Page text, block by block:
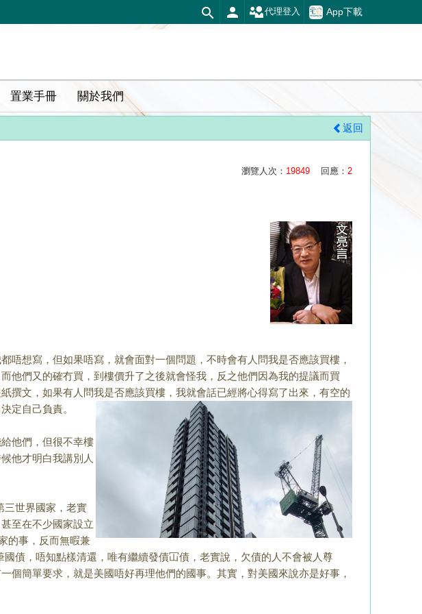
App下載
代理登入
置業手冊 關於我們
返回
瀏覽人次： 19849 回應： 2
唔想寫，但如果唔寫，就會面對一個問題， 不時會有人問我是否應該買樓，
他們又的確冇買，到樓價升了之後就會怪我，反之他們因為我的提議而買
撰文， 如果有人問我是否應該買樓，我就會話已經將心得寫了出來， 有空的
定自己負責。
他們，但很不幸樓
他才明白我講別人
三世界國家，老實
至在不少國家設立
的事，反而無暇兼
債，唔知點樣清還，唯有繼續發債冚債， 老實說，欠債的人不會被人尊
個簡單要求，就是美國唔好再理他們的國事。其實， 對美國來說亦是好事，